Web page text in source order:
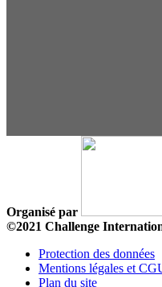
Organisé par
©2021 Challenge
Protection des données
Mentions légales et
Plan du site